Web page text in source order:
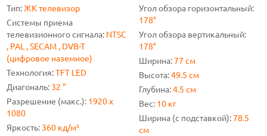
Тип:ЖК телевизор
Системы приема
телевизионного сигнала: NTSC
, PAL , SECAM , DVB-T
(цифровое наземное)
Технология:TFT LED
Диагональ: 32 "
Разрешение (макс.): 1920 x
1080
Яркость: 360 кд/м²
Угол обзора горизонтальный:
178°
Угол обзора вертикальный:
178°
Ширина:77 см
Высота:49.5 см
Глубина:4.5 см
Вес: 10 кг
Ширина (с подставкой):78.5
см